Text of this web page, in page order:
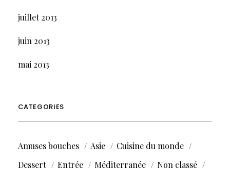
juillet 2013
juin 2013
mai 2013
CATEGORIES
Amuses bouches Asie
Cuisine du monde
Dessert
Entrée Méditerranée Non classé